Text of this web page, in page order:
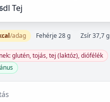
dl Tej
/adag Fehérje 28 g Zsír 37,7 g
glutén, tojás, tej (laktóz), diófélék